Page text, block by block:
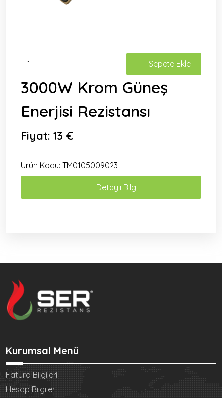
Sepete Ekle
3000W Krom Güneş
Enerjisi Rezistansı
Fiyat: 13 €
Ürün Kodu: TM0105009023
Detaylı Bilgi
Kurumsal Menü
Fatura Bilgileri
Hesap Bilgileri